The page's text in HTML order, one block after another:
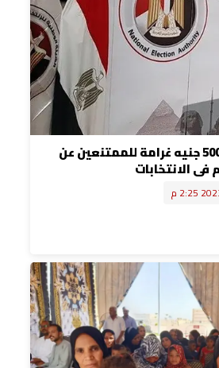
بحكم القانون.. 500 جنيه غرامة للممتنعين عن
فى الانتخابات